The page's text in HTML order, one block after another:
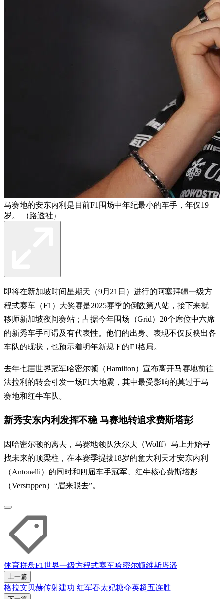
马赛地的安东内利是目前F1围场中年纪最小的车手，年仅19
岁。 （路透社）
即将在新加坡时间星期天（9月21日）进行的阿塞拜疆一级方
程式赛车（F1）大奖赛是2025赛季的倒数第八站，接下来就
移师新加坡夜间赛站；占据今年围场（Grid）20个席位中六席
的新秀车手可谓及有代表性。他们的出身、表现不仅反映出各
车队的现状，也预示着明年新规下的F1格局。
去年七届世界冠军哈密尔顿（Hamilton）宣布离开马赛地前往
法拉利的转会引发一场F1大地震，其中最受影响的莫过于马
赛地和红牛车队。
新秀安东内利发挥不稳 马赛地转追求费斯塔彭
因哈密尔顿的离去，马赛地领队沃尔夫（Wolff）马上开始寻
找未来的顶梁柱，在本赛季提拔18岁的意大利天才安东内利
（Antonelli）的同时和四届车手冠军、红牛核心费斯塔彭
（Verstappen）“眉来眼去”。
体育拼盘F1世界一级方程式赛车哈密尔顿维斯塔潘
上一篇
格拉文贝赫传射建功 红军吞太妃糖夺英超五连胜